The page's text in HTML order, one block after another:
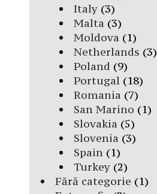
Italy(3)
Malta (3)
Moldova (1)
Netherlands (3)
Poland (9)
Portugal(18)
Romania (7)
San Marino (1)
Slovakia (5)
Slovenia (3)
Spain(1)
Turkey(2)
Fără categorie (1)